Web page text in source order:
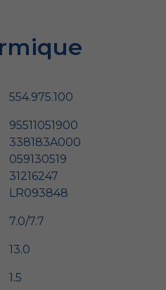
554.975.100
95511051900
338183A000
059130519
31216247
LR093848
7.0/7.7
13.0
1.5